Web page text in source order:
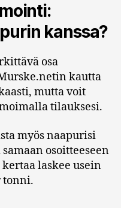
kanssa?
osa
kautta
mutta voit
tilauksesi.
myös naapurisi
osoitteeseen
laskee usein
tonni.